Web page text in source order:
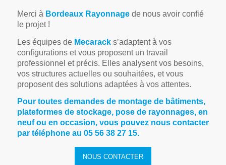
Merci à Bordeaux Rayonnagede nous avoir confié
le projet !
Les équipes de Mecaracks’adaptent à vos
configurations et vous proposent un travail
professionnel et précis. Elles analysent vos besoins,
vos structures actuelles ou souhaitées, et vous
proposent des solutions adaptées à vos attentes.
Pour toutes demandes de montage de bâtiments,
plateformes de stockage, pose de rayonnages, en
neuf ou en occasion, vous pouvez nous contacter
par téléphone au 05 56 38 27 15.
NOUS CONTACTER